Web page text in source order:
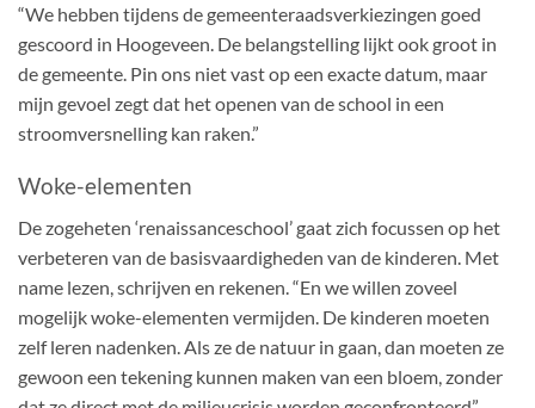
“We hebben tijdens de gemeenteraadsverkiezingen goed
gescoord in Hoogeveen. De belangstelling lijkt ook groot in
de gemeente. Pin ons niet vast op een exacte datum, maar
mijn gevoel zegt dat het openen van de school in een
stroomversnelling kan raken.”
Woke-elementen
De zogeheten ‘renaissanceschool’ gaat zich focussen op het
verbeteren van de basisvaardigheden van de kinderen. Met
name lezen, schrijven en rekenen. “En we willen zoveel
mogelijk woke-elementen vermijden. De kinderen moeten
zelf leren nadenken. Als ze de natuur in gaan, dan moeten ze
gewoon een tekening kunnen maken van een bloem, zonder